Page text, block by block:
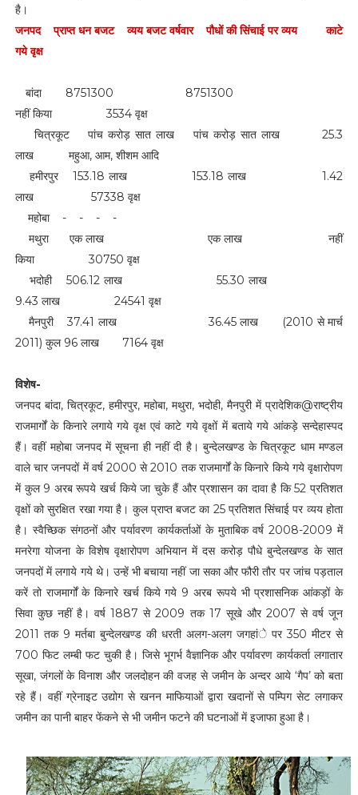
है।
जनपद प्राप्त धन बजट व्यय बजट वर्षवार पौधों की सिंचाई पर व्यय काटे
गये वृक्ष
बांदा 8751300 8751300
नहीं किया 3534 वृक्ष
चित्रकूट पांच करोड़ सात लाख पांच करोड़ सात लाख 25.3
लाख महुआ, आम, शीशम आदि
हमीरपुर 153.18 लाख 153.18 लाख 1.42
लाख 57338 वृक्ष
महोबा - - - -
मथुरा एक लाख एक लाख नहीं
किया 30750 वृक्ष
भदोही 506.12 लाख 55.30 लाख
9.43 लाख 24541 वृक्ष
मैनपुरी 37.41 लाख 36.45 लाख (2010 से मार्च
2011) कुल 96 लाख 7164 वृक्ष
विशेष-
जनपद बांदा, चित्रकूट, हमीरपुर, महोबा, मथुरा, भदोही, मैनपुरी में प्रादेशिक@राष्ट्रीय
राजमार्गों के किनारे लगाये गये वृक्ष एवं काटे गये वृक्षों में बताये गये आंकड़े सन्देहास्पद
हैं। वहीं महोबा जनपद में सूचना ही नहीं दी है। बुन्देलखण्ड के चित्रकूट धाम मण्डल
वाले चार जनपदों में वर्ष 2000 से 2010 तक राजमार्गों के किनारे किये गये वृक्षारोपण
में कुल 9 अरब रूपये खर्च किये जा चुके हैं और प्रशासन का दावा है कि 52 प्रतिशत
वृक्षों को सुरक्षित रखा गया है। कुल प्राप्त बजट का 25 प्रतिशत सिंचाई पर व्यय होता
है। स्वैच्छिक संगठनों और पर्यावरण कार्यकर्ताओं के मुताबिक वर्ष 2008-2009 में
मनरेगा योजना के विशेष वृक्षारोपण अभियान में दस करोड़ पौधे बुन्देलखण्ड के सात
जनपदों में लगाये गये थे। उन्हें भी बचाया नहीं जा सका और फौरी तौर पर जांच पड़ताल
करें तो राजमार्गों के किनारे खर्च किये गये 9 अरब रूपये भी प्रशासनिक आंकड़ों के
सिवा कुछ नहीं है। वर्ष 1887 से 2009 तक 17 सूखे और 2007 से वर्ष जून
2011 तक 9 मर्तबा बुन्देलखण्ड की धरती अलग-अलग जगहांे पर 350 मीटर से
700 फिट लम्बी फट चुकी है। जिसे भूगर्भ वैज्ञानिक और पर्यावरण कार्यकर्ता लगातार
सूखा, जंगलों के विनाश और जलदोहन की वजह से जमीन के अन्दर आये ‘गैप’ को बता
रहे हैं। वहीं ग्रेनाइट उद्योग से खनन माफियाओं द्वारा खदानों से पम्पिग सेट लगाकर
जमीन का पानी बाहर फेंकने से भी जमीन फटने की घटनाओं में इजाफा हुआ है।